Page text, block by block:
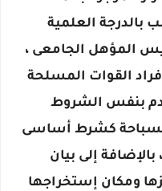
بالدرجة العلمية
المؤهل الجامعى ،
القوات المسلحة
بنفس الشروط
كشرط أساسى
بالإضافة إلى بيان
ومكان إستخراجها